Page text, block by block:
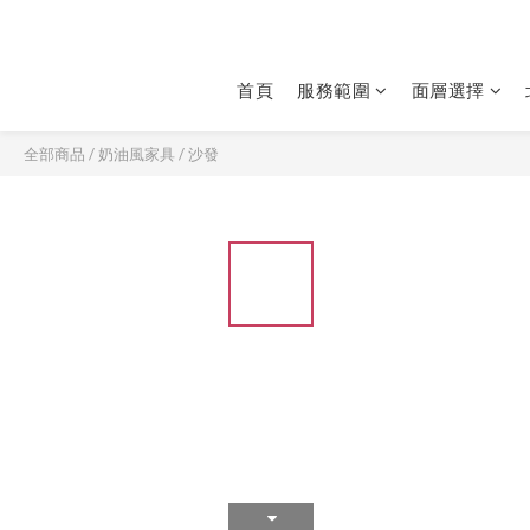
首頁 服務範圍 面層選擇
全部商品 /奶油風家具 /沙發